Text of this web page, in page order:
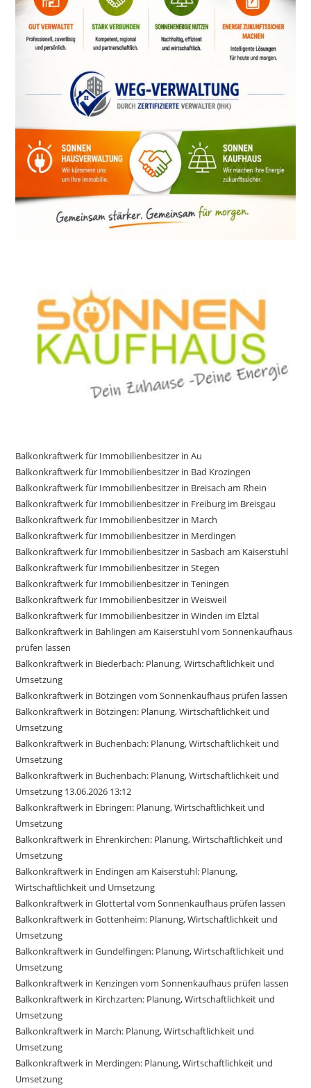
Balkonkraftwerk für Immobilienbesitzer in Au
Balkonkraftwerk für Immobilienbesitzer in Bad Krozingen
Balkonkraftwerk für Immobilienbesitzer in Breisach am Rhein
Balkonkraftwerk für Immobilienbesitzer in Freiburg im Breisgau
Balkonkraftwerk für Immobilienbesitzer in March
Balkonkraftwerk für Immobilienbesitzer in Merdingen
Balkonkraftwerk für Immobilienbesitzer in Sasbach am Kaiserstuhl
Balkonkraftwerk für Immobilienbesitzer in Stegen
Balkonkraftwerk für Immobilienbesitzer in Teningen
Balkonkraftwerk für Immobilienbesitzer in Weisweil
Balkonkraftwerk für Immobilienbesitzer in Winden im Elztal
Balkonkraftwerk in Bahlingen am Kaiserstuhl vom Sonnenkaufhaus
prüfen lassen
Balkonkraftwerk in Biederbach: Planung, Wirtschaftlichkeit und
Umsetzung
Balkonkraftwerk in Bötzingen vom Sonnenkaufhaus prüfen lassen
Balkonkraftwerk in Bötzingen: Planung, Wirtschaftlichkeit und
Umsetzung
Balkonkraftwerk in Buchenbach: Planung, Wirtschaftlichkeit und
Umsetzung
Balkonkraftwerk in Buchenbach: Planung, Wirtschaftlichkeit und
Umsetzung 13.06.2026 13:12
Balkonkraftwerk in Ebringen: Planung, Wirtschaftlichkeit und
Umsetzung
Balkonkraftwerk in Ehrenkirchen: Planung, Wirtschaftlichkeit und
Umsetzung
Balkonkraftwerk in Endingen am Kaiserstuhl: Planung,
Wirtschaftlichkeit und Umsetzung
Balkonkraftwerk in Glottertal vom Sonnenkaufhaus prüfen lassen
Balkonkraftwerk in Gottenheim: Planung, Wirtschaftlichkeit und
Umsetzung
Balkonkraftwerk in Gundelfingen: Planung, Wirtschaftlichkeit und
Umsetzung
Balkonkraftwerk in Kenzingen vom Sonnenkaufhaus prüfen lassen
Balkonkraftwerk in Kirchzarten: Planung, Wirtschaftlichkeit und
Umsetzung
Balkonkraftwerk in March: Planung, Wirtschaftlichkeit und
Umsetzung
Balkonkraftwerk in Merdingen: Planung, Wirtschaftlichkeit und
Umsetzung